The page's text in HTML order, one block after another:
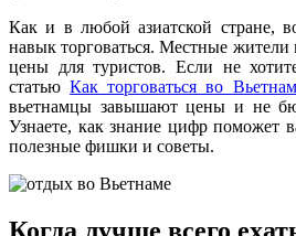
Как и в любой азиатской стране,
навык торговаться. Местные
цены для туристов. Если не
статьюКак торговаться во
вьетнамцы завышают цены и не
Узнаете, как знание цифр поможет
полезные фишки и советы.
Когда лучше всего